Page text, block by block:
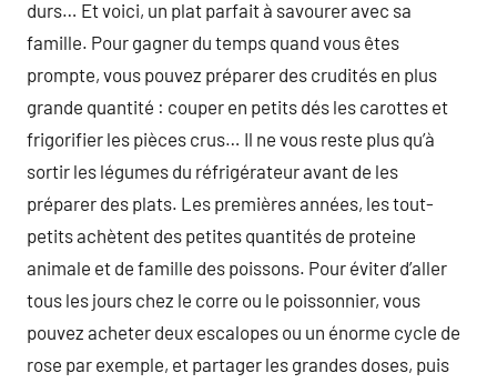
durs… Et voici, un plat parfait à savourer avec sa
famille. Pour gagner du temps quand vous êtes
prompte, vous pouvez préparer des crudités en plus
grande quantité : couper en petits dés les carottes et
frigorifier les pièces crus… Il ne vous reste plus qu’à
sortir les légumes du réfrigérateur avant de les
préparer des plats. Les premières années, les tout-
petits achètent des petites quantités de proteine
animale et de famille des poissons. Pour éviter d’aller
tous les jours chez le corre ou le poissonnier, vous
pouvez acheter deux escalopes ou un énorme cycle de
rose par exemple, et partager les grandes doses, puis